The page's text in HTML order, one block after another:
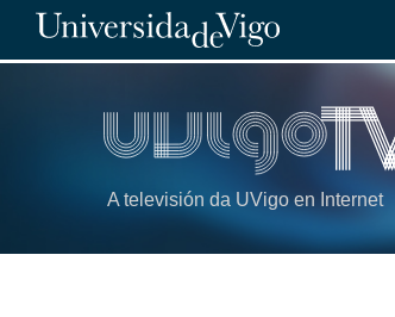
A televisión da UVigo en Internet